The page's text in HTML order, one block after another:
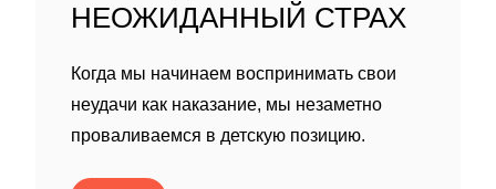
НЕОЖИДАННЫЙ СТРАХ
Когда мы начинаем воспринимать свои
неудачи как наказание, мы незаметно
проваливаемся в детскую позицию.